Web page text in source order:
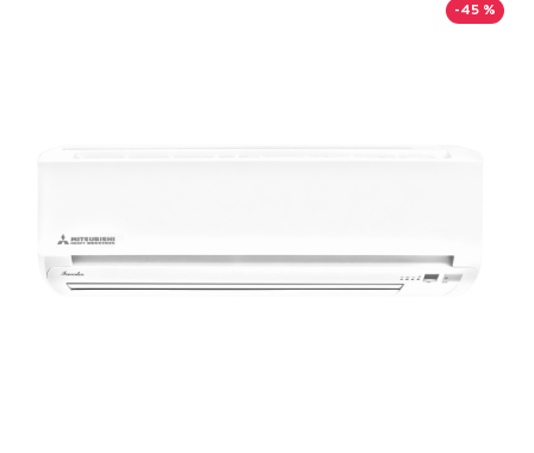
-45 %